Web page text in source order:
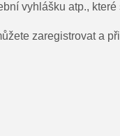
vyhlášku atp.,
zaregistrovat a